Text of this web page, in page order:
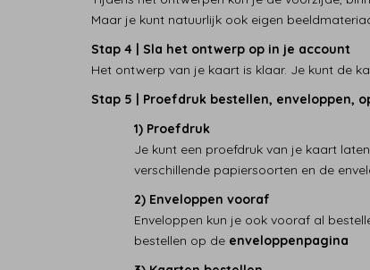
Maar je kunt natuurlijk ook eigen
Stap 4 | Sla het ontwerp op in je account
Het ontwerp van je kaart is klaar. Je kunt de
Stap 5 | Proefdruk bestellen, enveloppen,
1) Proefdruk
Je kunt een proefdruk van je kaart
verschillende papiersoorten en de
2) Enveloppen vooraf
Enveloppen kun je ook vooraf al
bestellen op de enveloppenpagina